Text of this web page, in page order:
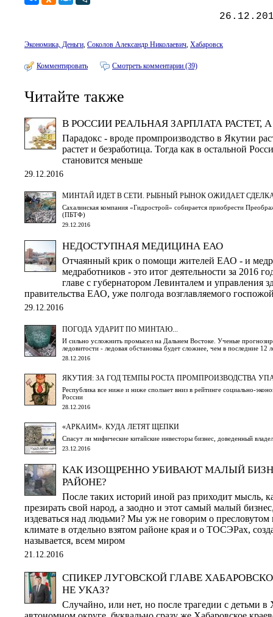
Экономика, Деньги, Соколов Александр Николаевич, Хабаровск
Комментировать Смотреть комментарии (39)
Читайте также
В РОССИИ РЕАЛЬНАЯ ЗАРПЛАТА РАСТЕТ,
Парадокс - вроде промпроизводство в Якутии
растет и безработица. Тогда как в остальной
становится меньше
29.12.2016
МИНТАЙ ИДЕТ В СЕТИ. РЫБНЫЙ РЫНОК ОЖИДАЕТ
Сахалинская компания «Гидрострой» собирается приобрести
(ПБТФ)
29.12.2016
НЕДОСТУПНАЯ МЕДИЦИНА ЕАО
Отчаянный крик о помощи жителей ЕАО - и
медработников - это итог деятельности за 2016
главе с губернатором Левинталем и управления
правительства ЕАО, уже полгода возглавляемого
29.12.2016
ПОГОДА УДАРИТ ПО МИНТАЮ...
И сильно усложнить промысел на Дальнем Востоке. Ученые
ледовитости - ледовая обстановка будет сложнее, чем в последние 12
28.12.2016
ЯКУТИЯ: ЗА ГОД ТЕМПЫ РОСТА ПРОМПРОИЗВОДСТВА
Республика все ниже и ниже сползает вниз в рейтинге социально-
России
28.12.2016
«АРКАИМ». КУДА ЛЕТЯТ ЩЕПКИ
Спасут ли мифические китайские инвесторы бизнес, доведенный
23.12.2016
КАК ИЗОЩРЕННО УБИВАЮТ МАЛЫЙ
РАЙОНЕ?
После таких историй иной раз приходит мысль,
презирать свой народ, а заодно и этот самый малый
издеваться над людьми? Мы уж не говорим о
климате в отдельно взятом районе края и о ТОСЭРах,
называется, всем миром
21.12.2016
СПИКЕР ЛУГОВСКОЙ ГЛАВЕ
НЕ УКАЗ?
Случайно, или нет, но после трагедии с детьми